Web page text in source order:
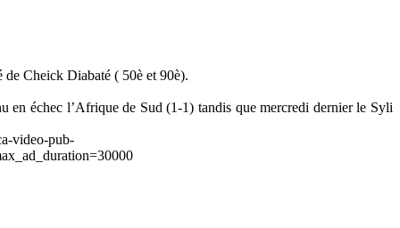
Cheick Diabaté ( 50è et 90è).
en échec l’Afrique de Sud (1-1) tandis que mercredi dernier le Syli
video-pub-